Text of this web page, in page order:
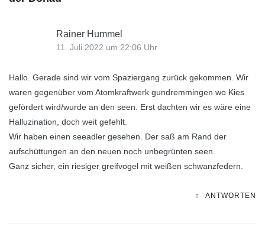
Rainer Hummel
11. Juli 2022 um 22:06 Uhr
Hallo. Gerade sind wir vom Spaziergang zurück gekommen. Wir
waren gegenüber vom Atomkraftwerk gundremmingen wo Kies
gefördert wird/wurde an den seen. Erst dachten wir es wäre eine
Halluzination, doch weit gefehlt.
Wir haben einen seeadler gesehen. Der saß am Rand der
aufschüttungen an den neuen noch unbegrünten seen.
Ganz sicher, ein riesiger greifvogel mit weißen schwanzfedern.
ANTWORTEN